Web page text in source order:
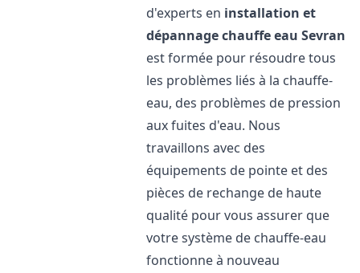
d'experts en installation et
dépannage chauffe eau Sevran
est formée pour résoudre tous
les problèmes liés à la chauffe-
eau, des problèmes de pression
aux fuites d'eau. Nous
travaillons avec des
équipements de pointe et des
pièces de rechange de haute
qualité pour vous assurer que
votre système de chauffe-eau
fonctionne à nouveau